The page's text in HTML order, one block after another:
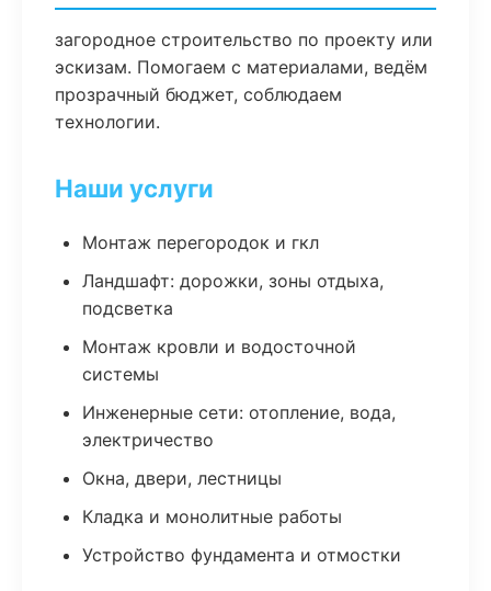
загородное строительство по проекту или
эскизам. Помогаем с материалами, ведём
прозрачный бюджет, соблюдаем
технологии.
Наши услуги
Монтаж перегородок и гкл
Ландшафт: дорожки, зоны отдыха,
подсветка
Монтаж кровли и водосточной
системы
Инженерные сети: отопление, вода,
электричество
Окна, двери, лестницы
Кладка и монолитные работы
Устройство фундамента и отмостки